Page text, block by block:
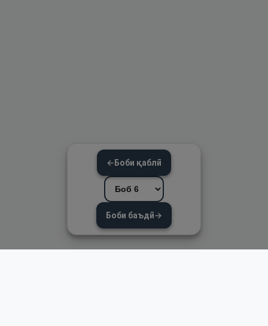
←Боби қаблӣ
Боби баъдӣ→